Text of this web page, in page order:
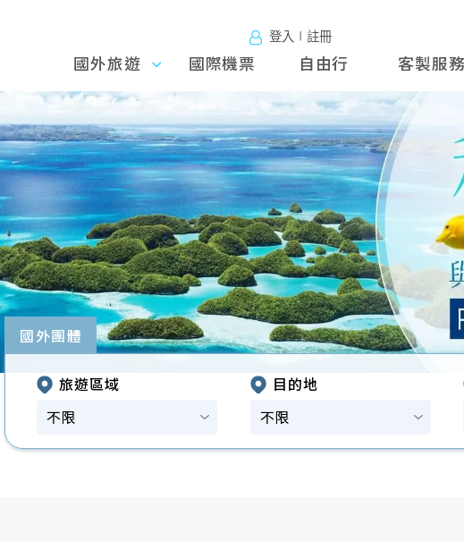
登入∣註冊
國外旅
遊
國外旅遊 國際機票 自由行 客製服務
往前
國外團體
旅遊區域 目的地